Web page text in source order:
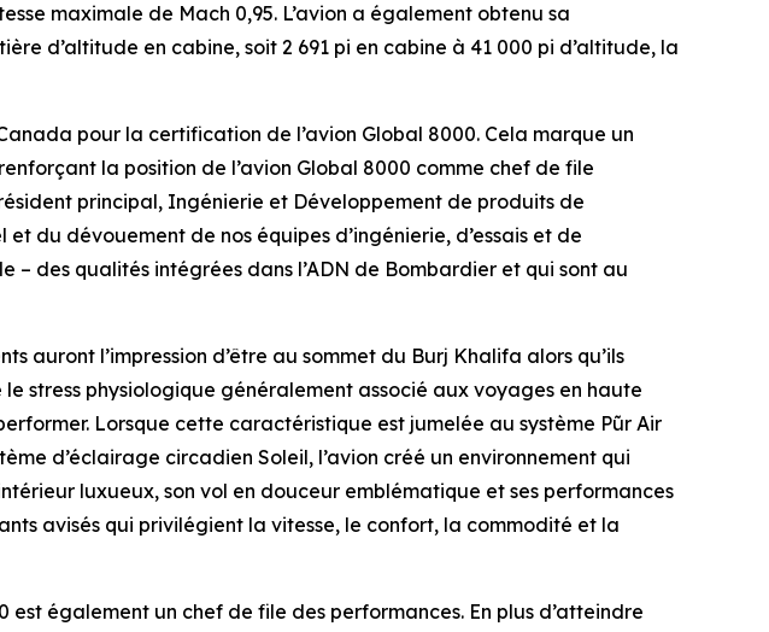
maximale de Mach 0,95. L’avion a également obtenu sa
d’altitude en cabine, soit 2 691 pi en cabine à 41 000 pi d’altitude, la
pour la certification de l’avion Global 8000. Cela marque un
la position de l’avion Global 8000 comme chef de file
principal, Ingénierie et Développement de produits de
du dévouement de nos équipes d’ingénierie, d’essais et de
des qualités intégrées dans l’ADN de Bombardier et qui sont au
auront l’impression d’être au sommet du Burj Khalifa alors qu’ils
stress physiologique généralement associé aux voyages en haute
Lorsque cette caractéristique est jumelée au système Pũr Air
d’éclairage circadien Soleil, l’avion créé un environnement qui
luxueux, son vol en douceur emblématique et ses performances
avisés qui privilégient la vitesse, le confort, la commodité et la
est également un chef de file des performances. En plus d’atteindre